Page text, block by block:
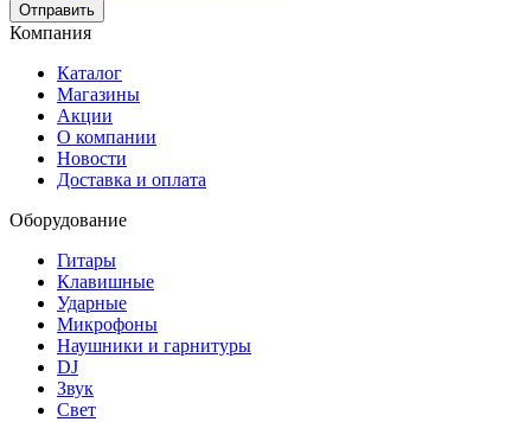
Отправить
Компания
Каталог
Магазины
Акции
О компании
Новости
Доставка и оплата
Оборудование
Гитары
Клавишные
Ударные
Микрофоны
Наушники и гарнитуры
DJ
Звук
Свет